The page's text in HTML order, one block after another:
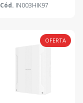
Cód. IN003HIK97
OFERTA